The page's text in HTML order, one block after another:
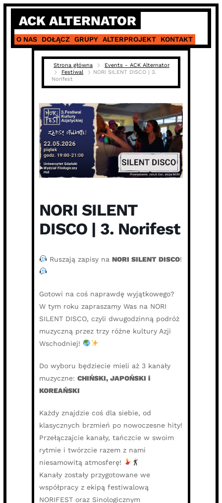
Skip
content
ACK ALTERNATOR
O NAS DOŁĄCZ GRUPY ALTERPROJEKT KONTAKT
Strona główna
Events - ACK Alternator
Festiwal
NORI SILENT DISCO | 3.
Norifest
NORI SILENT
DISCO | 3. Norifest
Ruszają zapisy na NORI SILENT DISCO!
Gotowi na coś naprawdę wyjątkowego?
W tym roku zapraszamy Was na NORI
SILENT DISCO, czyli dwugodzinną podróż
muzyczną przez trzy różne kultury Azji
Wschodniej!
Do wyboru będziecie mieli aż 3 kanały
muzyczne: CHIŃSKI, JAPOŃSKI i
KOREAŃSKI
Każdy znajdzie coś dla siebie, od
klasycznych brzmień po nowoczesne hity!
Przełączajcie kanały, tańczcie w swoim
rytmie i twórzcie razem z nami
niesamowitą atmosferę!
Kanały zostały przygotowane we
współpracy z ekipą festiwalową
NORIFEST oraz Sinologicznym